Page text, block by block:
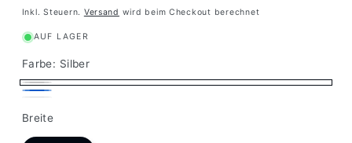
Preis
Inkl. Steuern. Versand wird beim Checkout berechnet
AUF LAGER
Farbe: Silber
Silber
Blau
Breite